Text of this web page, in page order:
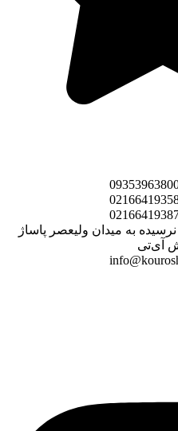
به میدان ولیعصر پاساژ
آی‌تی